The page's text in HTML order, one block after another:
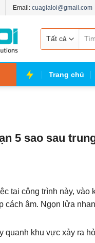
Email: cuagialoi@gmail.com
kiếm:
Trang chủ
5 sao sau
tại công trình này,
cách âm. Ngọn lửa